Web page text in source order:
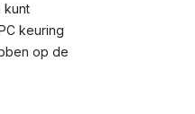
kunt
keuring
op de